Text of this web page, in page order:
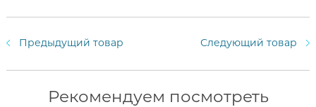
Предыдущий товар Следующий товар
Рекомендуем посмотреть